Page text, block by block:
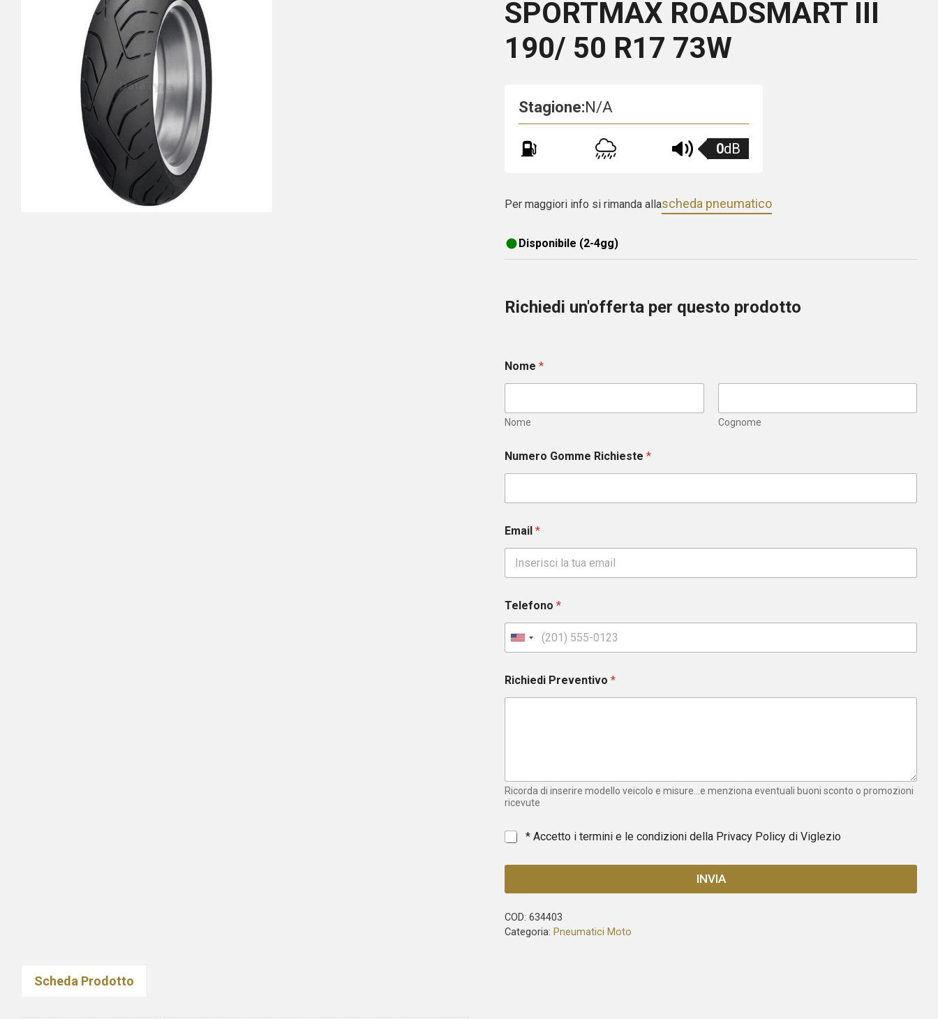
SPORTMAX ROADSMART III
190/ 50 R17 73W
Stagione:N/A
0dB
Per maggiori info si rimanda allascheda pneumatico
Disponibile (2-4gg)
Richiedi un'offerta per questo prodotto
Nome*
Nome Cognome
Numero Gomme Richieste*
Email*
Telefono*
U
n
t
e
e
s
Richiedi Preventivo*
Ricorda di inserire modello veicolo e misure...e menziona eventuali buoni sconto o promozioni
ricevute
* * Accetto i termini e le condizioni della Privacy Policy di Viglezio
INVIA
COD:634403
Categoria: Pneumatici Moto
Scheda Prodotto